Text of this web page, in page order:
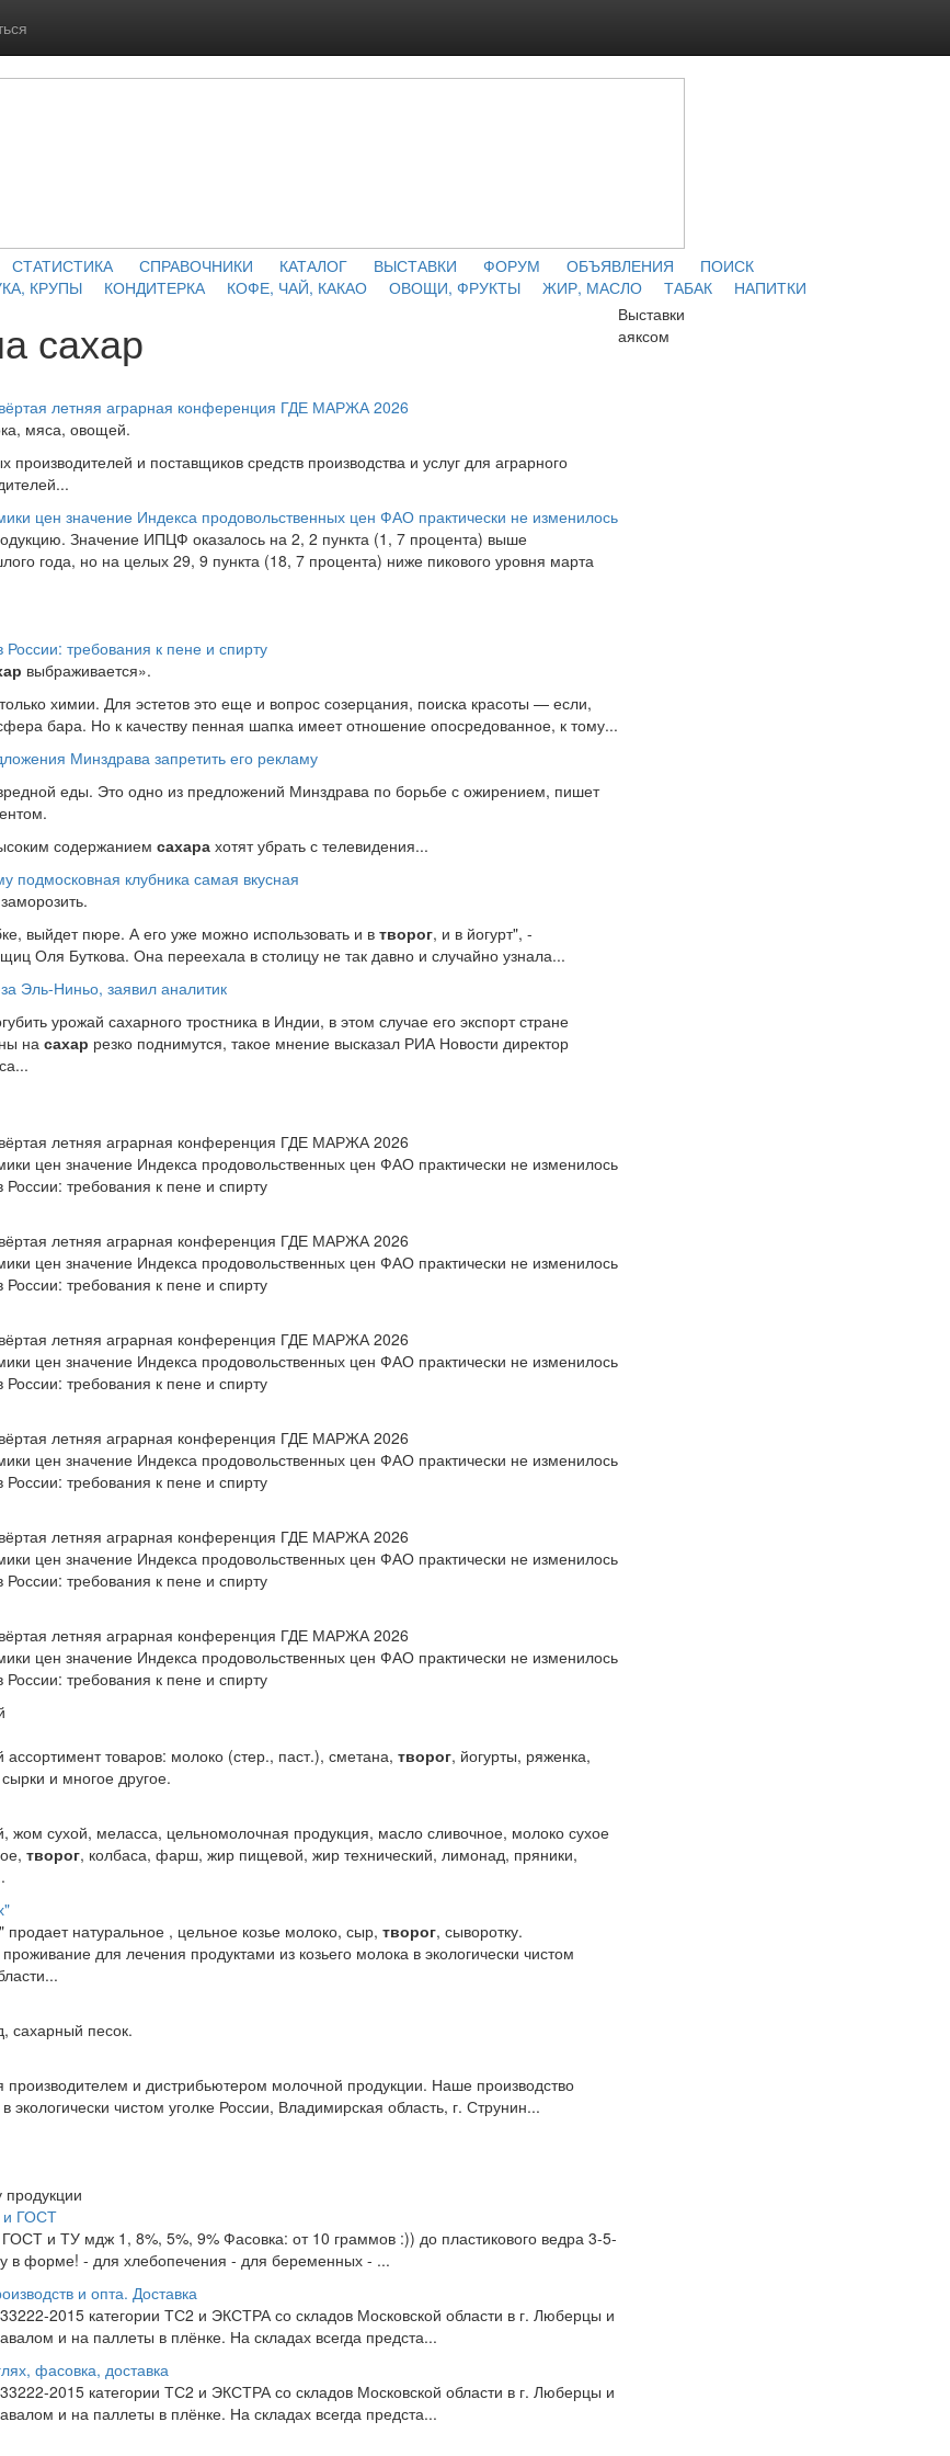
СТАТИСТИКА СПРАВОЧНИКИ КАТАЛОГ ВЫСТАВКИ ФОРУМ ОБЪЯВЛЕНИЯ
ПОИСК
КРУПЫ КОНДИТЕРКА КОФЕ, ЧАЙ, КАКАО ОВОЩИ, ФРУКТЫ ЖИР, МАСЛО ТАБАК НАПИТКИ
сахар
летняя аграрная конференция ГДЕ МАРЖА 2026
мяса, овощей.
и поставщиков средств производства и услуг для аграрного
цен значение Индекса продовольственных цен ФАО практически не изменилось
Значение ИПЦФ оказалось на 2, 2 пункта (1, 7 процента) выше
года, но на целых 29, 9 пункта (18, 7 процента) ниже пикового уровня марта
требования к пене и спирту
выбраживается».
химии. Для эстетов это еще и вопрос созерцания, поиска красоты — если,
бара. Но к качеству пенная шапка имеет отношение опосредованное, к тому...
Минздрава запретить его рекламу
еды. Это одно из предложений Минздрава по борьбе с ожирением, пишет
содержанием сахара хотят убрать с телевидения...
подмосковная клубника самая вкусная
выйдет пюре. А его уже можно использовать и в творог, и в йогурт", -
Оля Буткова. Она переехала в столицу не так давно и случайно узнала...
Эль-Ниньо, заявил аналитик
урожай сахарного тростника в Индии, в этом случае его экспорт стране
на сахар резко поднимутся, такое мнение высказал РИА Новости директор
летняя аграрная конференция ГДЕ МАРЖА 2026
цен значение Индекса продовольственных цен ФАО практически не изменилось
требования к пене и спирту
летняя аграрная конференция ГДЕ МАРЖА 2026
цен значение Индекса продовольственных цен ФАО практически не изменилось
требования к пене и спирту
летняя аграрная конференция ГДЕ МАРЖА 2026
цен значение Индекса продовольственных цен ФАО практически не изменилось
требования к пене и спирту
летняя аграрная конференция ГДЕ МАРЖА 2026
цен значение Индекса продовольственных цен ФАО практически не изменилось
требования к пене и спирту
летняя аграрная конференция ГДЕ МАРЖА 2026
цен значение Индекса продовольственных цен ФАО практически не изменилось
требования к пене и спирту
летняя аграрная конференция ГДЕ МАРЖА 2026
цен значение Индекса продовольственных цен ФАО практически не изменилось
требования к пене и спирту
ассортимент товаров: молоко (стер., паст.), сметана, творог, йогурты, ряженка,
и многое другое.
жом сухой, меласса, цельномолочная продукция, масло сливочное, молоко сухое
творог, колбаса, фарш, жир пищевой, жир технический, лимонад, пряники,
продает натуральное , цельное козье молоко, сыр, творог, сыворотку.
для лечения продуктами из козьего молока в экологически чистом
сахарный песок.
и дистрибьютером молочной продукции. Наше производство
чистом уголке России, Владимирская область, г. Струнин...
и ГОСТ
ГОСТ и ТУ мдж 1, 8%, 5%, 9% Фасовка: от 10 граммов :)) до пластикового ведра 3-5-
в форме! - для хлебопечения - для беременных - ...
и опта. Доставка
2015 категории ТС2 и ЭКСТРА со складов Московской области в г. Люберцы и
и на паллеты в плёнке. На складах всегда предста...
фасовка, доставка
2015 категории ТС2 и ЭКСТРА со складов Московской области в г. Люберцы и
и на паллеты в плёнке. На складах всегда предста...
Выставки
аяксом